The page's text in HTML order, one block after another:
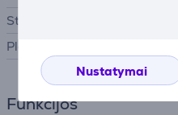
Nustatymai
Streso lygio funkcijos
Plaukimo treniruočių režimas
Funkcijos